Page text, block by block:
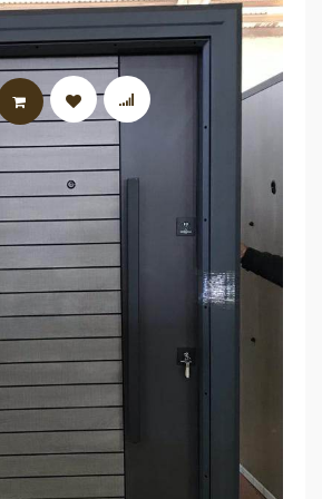
AJOUTER AU PANIER